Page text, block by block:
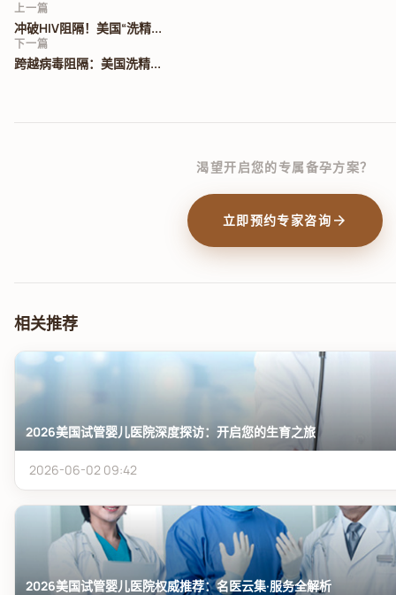
上一篇
冲破HIV阻隔！美国“洗精...
下一篇
跨越病毒阻隔：美国洗精...
渴望开启您的专属备孕方案？
立即预约专家咨询 arrow_forward
相关推荐
2026美国试管婴儿医院深度探访：开启您的生育之旅
2026-06-02 09:42
2026美国试管婴儿医院权威推荐：名医云集·服务全解析